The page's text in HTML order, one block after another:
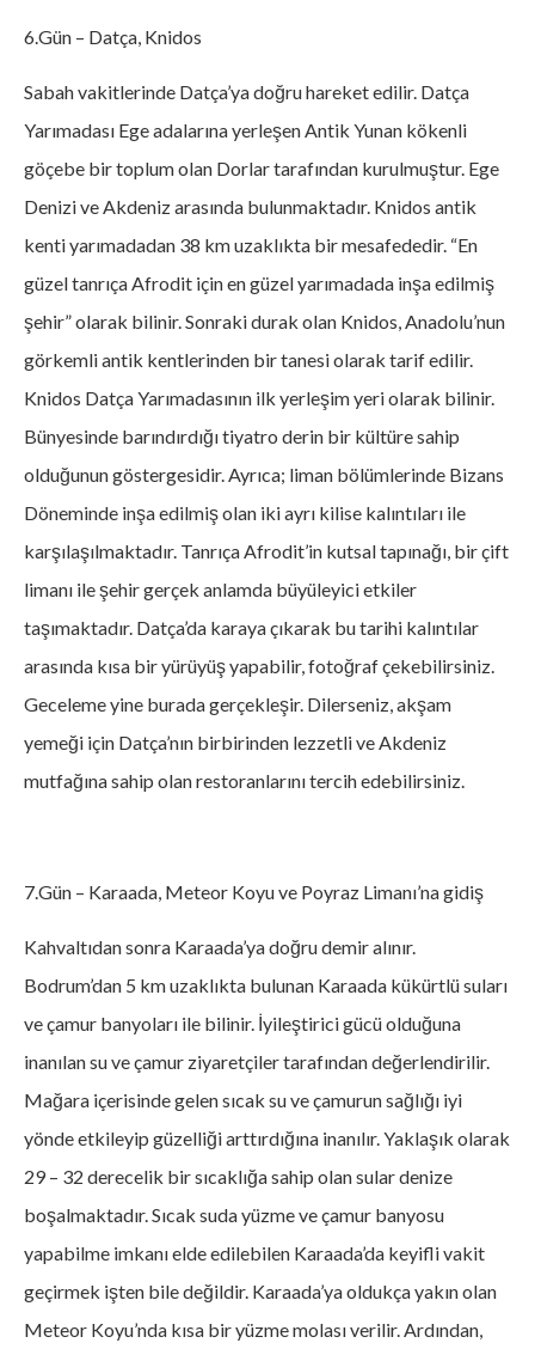
6.Gün – Datça, Knidos
Sabah vakitlerinde Datça’ya doğru hareket edilir. Datça
Yarımadası Ege adalarına yerleşen Antik Yunan kökenli
göçebe bir toplum olan Dorlar tarafından kurulmuştur. Ege
Denizi ve Akdeniz arasında bulunmaktadır. Knidos antik
kenti yarımadadan 38 km uzaklıkta bir mesafededir. “En
güzel tanrıça Afrodit için en güzel yarımadada inşa edilmiş
şehir” olarak bilinir. Sonraki durak olan Knidos, Anadolu’nun
görkemli antik kentlerinden bir tanesi olarak tarif edilir.
Knidos Datça Yarımadasının ilk yerleşim yeri olarak bilinir.
Bünyesinde barındırdığı tiyatro derin bir kültüre sahip
olduğunun göstergesidir. Ayrıca; liman bölümlerinde Bizans
Döneminde inşa edilmiş olan iki ayrı kilise kalıntıları ile
karşılaşılmaktadır. Tanrıça Afrodit’in kutsal tapınağı, bir çift
limanı ile şehir gerçek anlamda büyüleyici etkiler
taşımaktadır. Datça’da karaya çıkarak bu tarihi kalıntılar
arasında kısa bir yürüyüş yapabilir, fotoğraf çekebilirsiniz.
Geceleme yine burada gerçekleşir. Dilerseniz, akşam
yemeği için Datça’nın birbirinden lezzetli ve Akdeniz
mutfağına sahip olan restoranlarını tercih edebilirsiniz.
7.Gün – Karaada, Meteor Koyu ve Poyraz Limanı’na gidiş
Kahvaltıdan sonra Karaada’ya doğru demir alınır.
Bodrum’dan 5 km uzaklıkta bulunan Karaada kükürtlü suları
ve çamur banyoları ile bilinir. İyileştirici gücü olduğuna
inanılan su ve çamur ziyaretçiler tarafından değerlendirilir.
Mağara içerisinde gelen sıcak su ve çamurun sağlığı iyi
yönde etkileyip güzelliği arttırdığına inanılır. Yaklaşık olarak
29 – 32 derecelik bir sıcaklığa sahip olan sular denize
boşalmaktadır. Sıcak suda yüzme ve çamur banyosu
yapabilme imkanı elde edilebilen Karaada’da keyifli vakit
geçirmek işten bile değildir. Karaada’ya oldukça yakın olan
Meteor Koyu’nda kısa bir yüzme molası verilir. Ardından,